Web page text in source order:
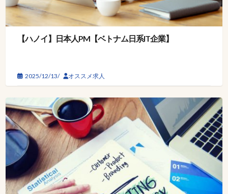
【ハノイ】日本人PM【ベトナム日系IT企業】
2025/12/13/ オススメ求人